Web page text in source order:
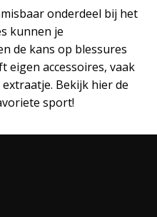
onderdeel bij het
kunnen je
de kans op blessures
eigen accessoires, vaak
Bekijk hier de
sport!